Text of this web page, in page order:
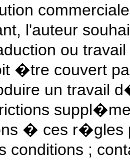
l'auteur
ou
�tre couvert
un travail
� ces
conditions ;